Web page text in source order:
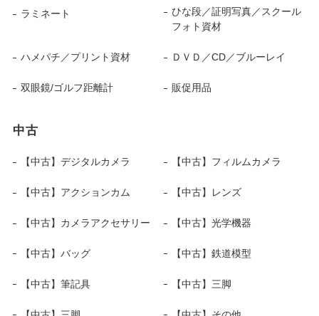
ラミネート
ひな段／証明写真／スクール
フォト資材
ハメパチ／プリント資材 ＤＶＤ／CD／ブルーレイ
双眼鏡/ゴルフ距離計 販促用品
中古
【中古】デジタルカメラ 【中古】フィルムカメラ
【中古】アクションカム 【中古】レンズ
【中古】カメラアクセサリー 【中古】光学機器
【中古】バッグ 【中古】鉄道模型
【中古】筆記具 【中古】三脚